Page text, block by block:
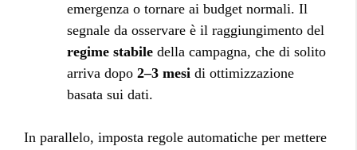
emergenza o tornare ai budget normali. Il
segnale da osservare è il raggiungimento del
regime stabile della campagna, che di solito
arriva dopo 2–3 mesi di ottimizzazione
basata sui dati.
In parallelo, imposta regole automatiche per mettere